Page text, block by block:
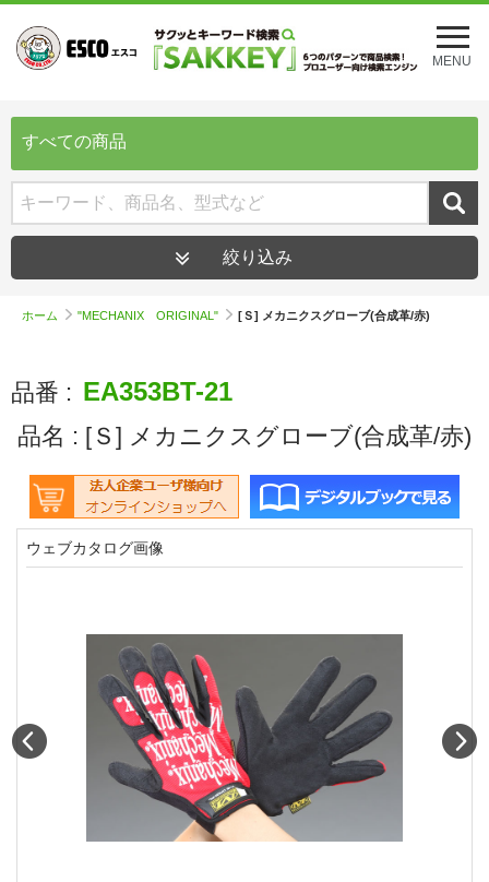
メ
ニ
ュ
を
MENU
すべての商品
絞り込み
ホーム "MECHANIX ORIGINAL" [Ｓ] メカニクスグローブ(合成革/赤)
品番 : EA353BT-21
品名 : [Ｓ] メカニクスグローブ(合成革/赤)
ウェブカタログ画像